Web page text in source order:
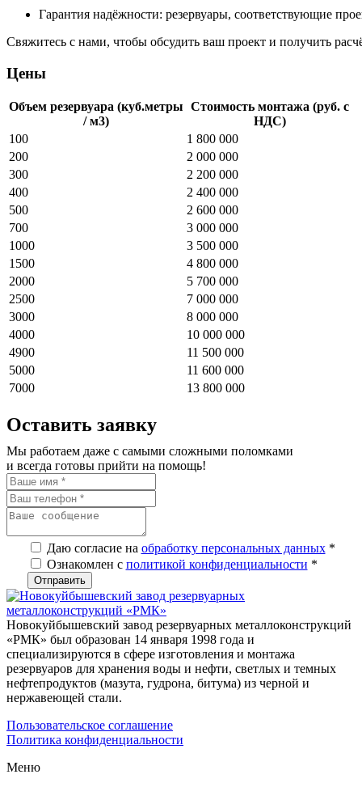
Гарантия надёжности: резервуары, соответствующие
Свяжитесь с нами, чтобы обсудить ваш проект и получить
Цены
Объем резервуара (куб.метры
/ м3)
Стоимость монтажа (руб. с
НДС)
100
1 800 000
200
2 000 000
300
2 200 000
400
2 400 000
500
2 600 000
700
3 000 000
1000
3 500 000
1500
4 800 000
2000
5 700 000
2500
7 000 000
3000
8 000 000
4000
10 000 000
4900
11 500 000
5000
11 600 000
7000
13 800 000
Оставить заявку
Мы работаем даже с самыми сложными поломками
и всегда готовы прийти на помощь!
Даю согласие на обработку персональных данных*
Ознакомлен с политикой конфиденциальности *
Новокуйбышевский завод резервуарных металлоконструкций
«РМК» был образован 14 января 1998 года и
специализируются в сфере изготовления и монтажа
резервуаров для хранения воды и нефти, светлых и темных
нефтепродуктов (мазута, гудрона, битума) из черной и
нержавеющей стали.
Пользовательское соглашение
Политика конфиденциальности
Меню